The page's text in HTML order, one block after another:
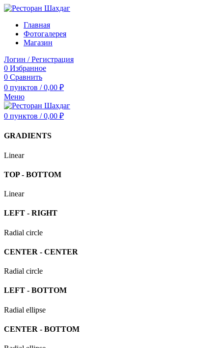
Главная
Фотогалерея
Магазин
Логин / Регистрация
0 Избранное
0 Сравнить
0 пунктов / 0,00 ₽
Меню
0 пунктов / 0,00 ₽
GRADIENTS
Linear
TOP - BOTTOM
Linear
LEFT - RIGHT
Radial circle
CENTER - CENTER
Radial circle
LEFT - BOTTOM
Radial ellipse
CENTER - BOTTOM